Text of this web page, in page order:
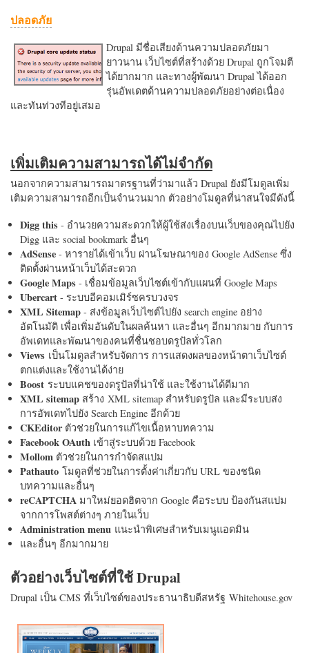
ปลอดภัย
Drupal มีชื่อเสียงด้านความปลอดภัยมา
ยาวนาน เว็บไซต์ที่สร้างด้วย Drupal ถูกโจมตี
ได้ยากมาก และทางผู้พัฒนา Drupal ได้ออก
รุ่นอัพเดตด้านความปลอดภัยอย่างต่อเนื่อง
และทันท่วงทีอยู่เสมอ
เพิ่มเติมความสามารถได้ไม่จำกัด
นอกจากความสามารถมาตรฐานที่ว่ามาแล้ว Drupal ยังมีโมดูลเพิ่ม
เติมความสามารถอีกเป็นจำนวนมาก ตัวอย่างโมดูลที่น่าสนใจมีดังนี้
Digg this - อำนวยความสะดวกให้ผู้ใช้ส่งเรื่องบนเว็บของคุณไปยัง
Digg และ social bookmark อื่นๆ
AdSense - หารายได้เข้าเว็บ ผ่านโฆษณาของ Google AdSense ซึ่ง
ติดตั้งผ่านหน้าเว็บได้สะดวก
Google Maps - เชื่อมข้อมูลเว็บไซต์เข้ากับแผนที่ Google Maps
Ubercart - ระบบอีคอมเมิร์ซครบวงจร
XML Sitemap - ส่งข้อมูลเว็บไซต์ไปยัง search engine อย่าง
อัตโนมัติ เพื่อเพิ่มอันดับในผลค้นหา และอื่นๆ อีกมากมาย กับการ
อัพเดทและพัฒนาของคนที่ชื่นชอบดรูปัลทั่วโลก
Views เป็นโมดูลสำหรับจัดการ การแสดงผลของหน้าตาเว็บไซต์
ตกแต่งและใช้งานได้ง่าย
Boost ระบบแคชของดรูปัลที่น่าใช้ และใช้งานได้ดีมาก
XML sitemap สร้าง XML sitemap สำหรับดรูปัล และมีระบบส่ง
การอัพเดทไปยัง Search Engine อีกด้วย
CKEditorตัวช่วยในการแก้ไขเนื้อหาบทความ
Facebook OAuth เข้าสู่ระบบด้วย Facebook
Mollom ตัวช่วยในการกำจัดสแปม
Pathauto โมดูลที่ช่วยในการตั้งค่าเกี่ยวกับ URL ของชนิด
บทความและอื่นๆ
reCAPTCHA มาใหม่ยอดฮิตจาก Google คือระบบ ป้องกันสแปม
จากการโพสต์ต่างๆ ภายในเว็บ
Administration menu แนะนำพิเศษสำหรับเมนูแอดมิน
และอื่นๆ อีกมากมาย
ตัวอย่างเว็บไซต์ที่ใช้ Drupal
Drupal เป็น CMS ที่เว็บไซต์ของประธานาธิบดีสหรัฐ Whitehouse.gov